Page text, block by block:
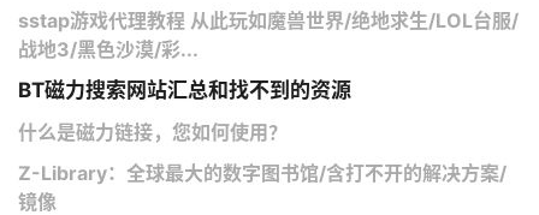
sstap游戏代理教程 从此玩如魔兽世界/绝地求生/LOL台服/
战地3/黑色沙漠/彩...
BT磁力搜索网站汇总和找不到的资源
什么是磁力链接，您如何使用？
Z-Library：全球最大的数字图书馆/含打不开的解决方案/
镜像